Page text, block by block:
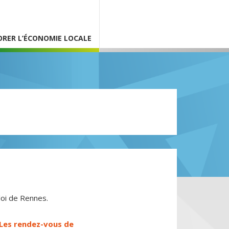
L’ÉCONOMIE LOCALE
de Rennes.
rendez-vous de